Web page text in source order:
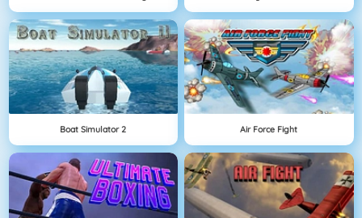
Boat Simulator 2 Air Force Fight